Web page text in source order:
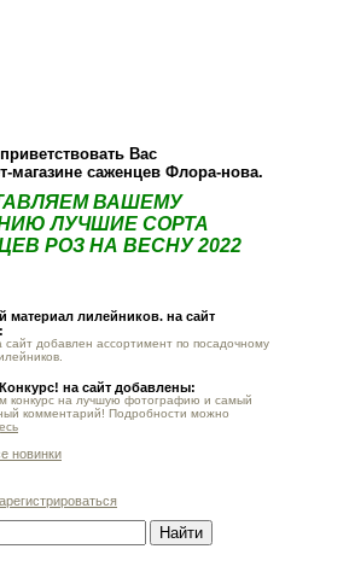
Вас
магазине саженцев Флора-нова.
ВАШЕМУ
ЛУЧШИЕ СОРТА
РОЗ НА ВЕСНУ 2022
материал лилейников. на сайт
добавлен ассортимент по посадочному
на сайт добавлены:
конкурс на лучшую фотографию и самый
комментарий! Подробности можно
новинки